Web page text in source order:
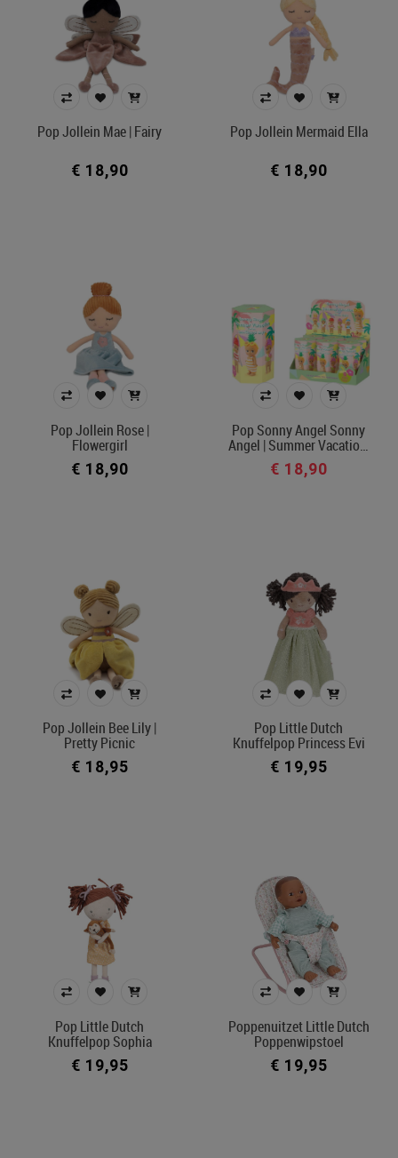
Pop Jollein Mae | Fairy
€ 18,90
Pop Jollein Mermaid Ella
€ 18,90
Pop Jollein Rose |
Flowergirl
€ 18,90
Pop Sonny Angel Sonny
Angel | Summer Vacatio…
€ 18,90
Pop Jollein Bee Lily |
Pretty Picnic
€ 18,95
Pop Little Dutch
Knuffelpop Princess Evi
€ 19,95
Pop Little Dutch
Knuffelpop Sophia
€ 19,95
Poppenuitzet Little Dutch
Poppenwipstoel
€ 19,95